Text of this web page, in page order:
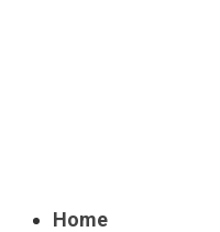
Home